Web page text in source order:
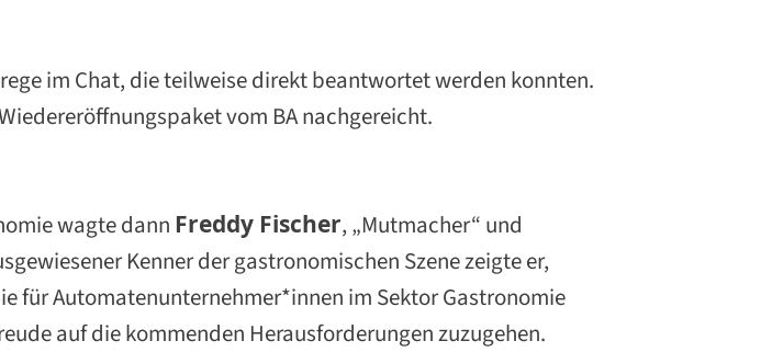
im Chat, die teilweise direkt beantwortet werden konnten.
vom BA nachgereicht.
wagte dann Freddy Fischer, „Mutmacher“ und
Kenner der gastronomischen Szene zeigte er,
für Automatenunternehmer*innen im Sektor Gastronomie
auf die kommenden Herausforderungen zuzugehen.